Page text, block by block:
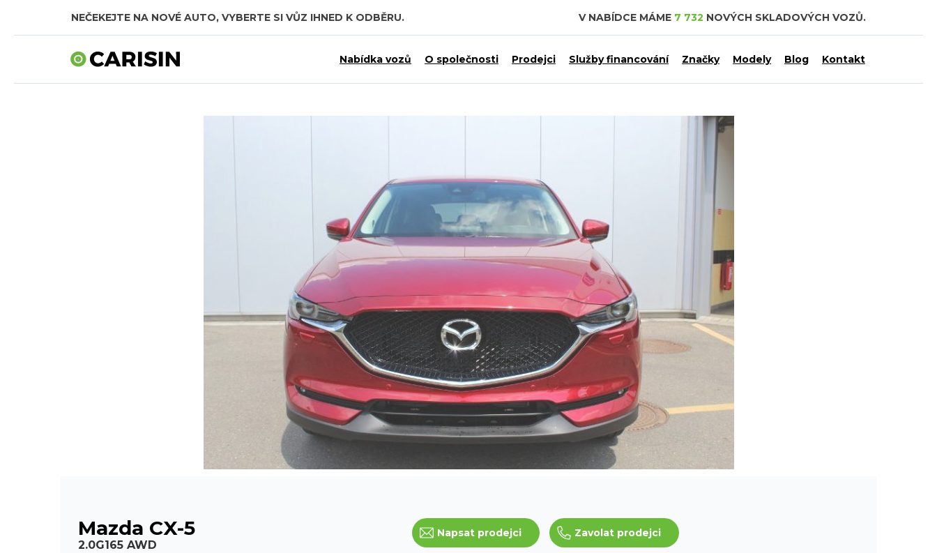
NEČEKEJTE NA NOVÉ AUTO, VYBERTE SI VŮZ IHNED K ODBĚRU. V NABÍDCE MÁME 7 732 NOVÝCH SKLADOVÝCH VOZŮ.
Nabídka vozů O společnosti Prodejci Služby financování Značky Modely Blog Kontakt
Mazda CX-5
2.0G165 AWD
Napsat prodejci Zavolat prodejci